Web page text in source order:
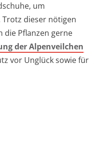
um
dieser nötigen
die Pflanzen gerne
der Alpenveilchen
vor Unglück sowie für